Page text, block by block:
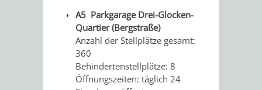
HINEIN
A5 Parkgarage Drei-Glocken-
Quartier (Bergstraße)
Anzahl der Stellplätze gesamt:
360
Behindertenstellplätze: 8
Öffnungszeiten: täglich 24